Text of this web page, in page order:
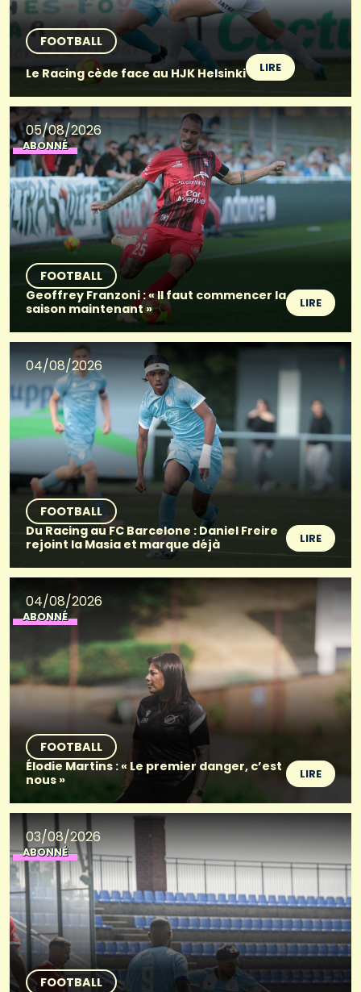
FOOTBALL
Le Racing cède face au HJK Helsinki
LIRE
05/08/2026
ABONNÉ
FOOTBALL
Geoffrey Franzoni : « Il faut commencer la
saison maintenant »
LIRE
04/08/2026
FOOTBALL
Du Racing au FC Barcelone : Daniel Freire
rejoint la Masia et marque déjà
LIRE
04/08/2026
ABONNÉ
FOOTBALL
Élodie Martins : « Le premier danger, c’est
nous »
LIRE
03/08/2026
ABONNÉ
FOOTBALL